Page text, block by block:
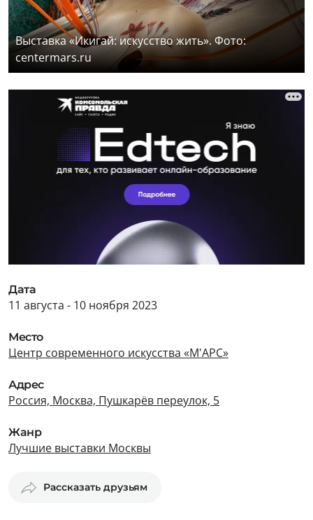
Выставка «Икигай: искусство жить». Фото:
centermars.ru
Дата
11 августа - 10 ноября 2023
Место
Центр современного искусства «М'АРС»
Адрес
Россия, Москва, Пушкарёв переулок, 5
Жанр
Лучшие выставки Москвы
Рассказать друзьям